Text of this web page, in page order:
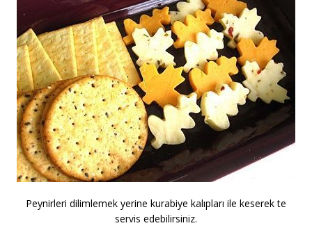
Peynirleri dilimlemek yerine kurabiye kalıpları ile keserek te
servis edebilirsiniz.